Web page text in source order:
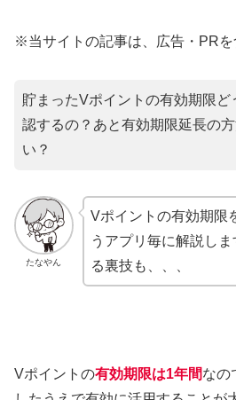
※当サイトの記事は、広告・PRを
貯まったVポイントの有効期限ど
認するの？あと有効期限延長の
い？
たなやん
Vポイントの有効期限
うアプリ毎に解説し
る裏技も、、、
Vポイントの有効期限は1年間なの